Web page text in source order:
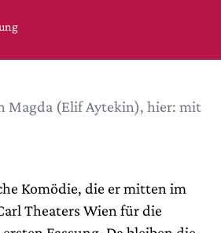
Magda (Elif Aytekin), hier: mit
Komödie, die er mitten im
Theaters Wien für die